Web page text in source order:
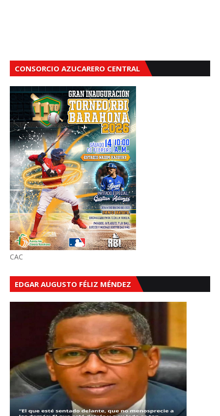
CONSORCIO AZUCARERO CENTRAL
CAC
EDGAR AUGUSTO FÉLIZ MÉNDEZ